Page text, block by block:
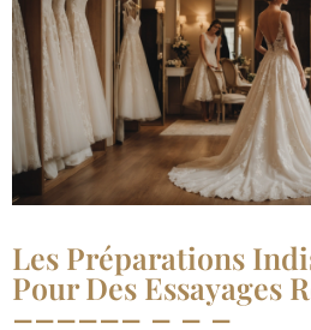
Les Préparations
Pour Des Essayages